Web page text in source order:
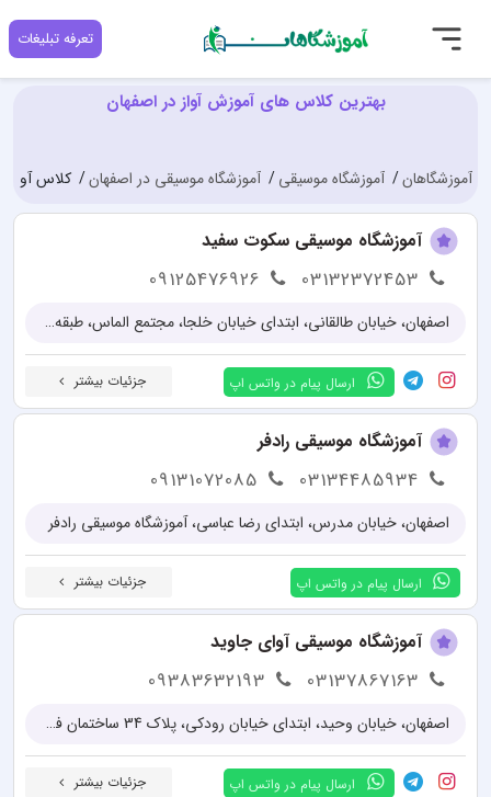
تعرفه تبلیغات
بهترین کلاس های آموزش آواز در اصفهان
آموزشگاهان آموزشگاه موسیقی آموزشگاه موسیقی در اصفهان کلاس آواز
آموزشگاه موسیقی سکوت سفید
03132372453
09125476926
اصفهان، خیابان طالقانی، ابتدای خیابان خلجا، مجتمع الماس، طبقه دوم
ارسال پیام در واتس اپ جزئیات بیشتر
آموزشگاه موسیقی رادفر
03134485934
09131072085
اصفهان، خیابان مدرس، ابتدای رضا عباسی، آموزشگاه موسیقی رادفر
ارسال پیام در واتس اپ جزئیات بیشتر
آموزشگاه موسیقی آوای جاوید
03137867163
09383632193
اصفهان، خیابان وحید، ابتدای خیابان رودکی، پلاک 34 ساختمان فرهنگ
ارسال پیام در واتس اپ جزئیات بیشتر